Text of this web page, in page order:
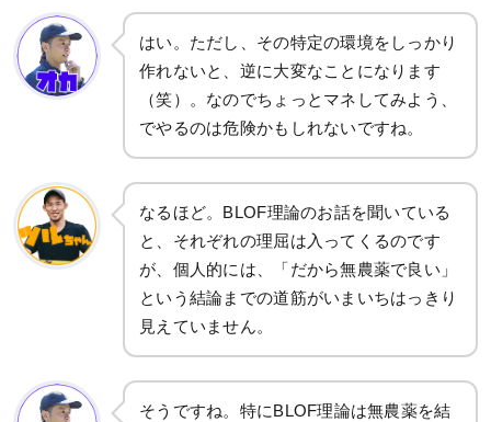
はい。ただし、その特定の環境をしっかり
作れないと、逆に大変なことになります
（笑）。なのでちょっとマネしてみよう、
でやるのは危険かもしれないですね。
なるほど。BLOF理論のお話を聞いている
と、それぞれの理屈は入ってくるのです
が、個人的には、「だから無農薬で良い」
という結論までの道筋がいまいちはっきり
見えていません。
そうですね。特にBLOF理論は無農薬を結